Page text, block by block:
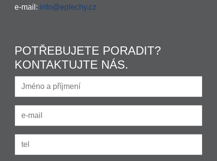
e-mail: info@eplechy.cz
POTŘEBUJETE PORADIT?
KONTAKTUJTE NÁS.